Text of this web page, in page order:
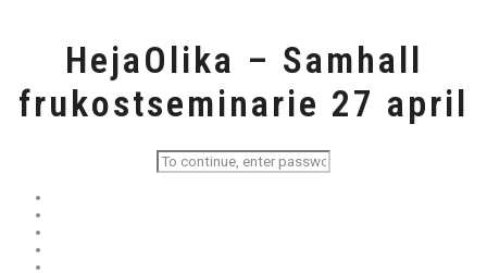
HejaOlika – Samhall
frukostseminarie 27 april